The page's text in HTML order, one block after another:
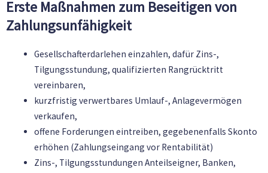
Erste Maßnahmen zum Beseitigen von
Zahlungsunfähigkeit
Gesellschafterdarlehen einzahlen, dafür Zins-,
Tilgungsstundung, qualifizierten Rangrücktritt
vereinbaren,
kurzfristig verwertbares Umlauf-, Anlagevermögen
verkaufen,
offene Forderungen eintreiben, gegebenenfalls Skonto
erhöhen (Zahlungseingang vor Rentabilität)
Zins-, Tilgungsstundungen Anteilseigner, Banken,